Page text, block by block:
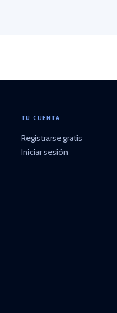
TU CUENTA
Registrarse gratis
Iniciar sesión